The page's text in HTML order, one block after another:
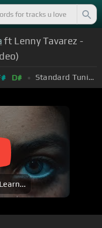
ft Lenny Tavarez -
D# Standard Tuning (EADGBE)